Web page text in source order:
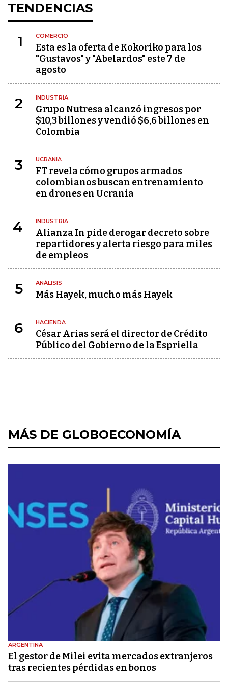
TENDENCIAS
1 COMERCIO
Esta es la oferta de Kokoriko para los
"Gustavos" y "Abelardos" este 7 de
agosto
2 INDUSTRIA
Grupo Nutresa alcanzó ingresos por
$10,3 billones y vendió $6,6 billones en
Colombia
3 UCRANIA
FT revela cómo grupos armados
colombianos buscan entrenamiento
en drones en Ucrania
4 INDUSTRIA
Alianza In pide derogar decreto sobre
repartidores y alerta riesgo para miles
de empleos
5 ANÁLISIS
Más Hayek, mucho más Hayek
6 HACIENDA
César Arias será el director de Crédito
Público del Gobierno de la Espriella
MÁS DE GLOBOECONOMÍA
ARGENTINA
El gestor de Milei evita mercados extranjeros
tras recientes pérdidas en bonos